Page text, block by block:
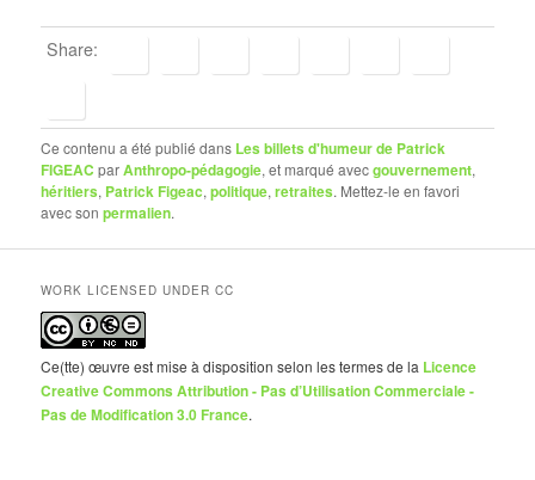
Share:
Ce contenu a été publié dans Les billets d'humeur de Patrick
FIGEAC parAnthropo-pédagogie, et marqué avecgouvernement,
héritiers, Patrick Figeac,politique,retraites. Mettez-le en favori
avec sonpermalien.
WORK LICENSED UNDER CC
Ce(tte) œuvre est mise à disposition selon les termes de la Licence
Creative Commons Attribution - Pas d’Utilisation Commerciale -
Pas de Modification 3.0 France.